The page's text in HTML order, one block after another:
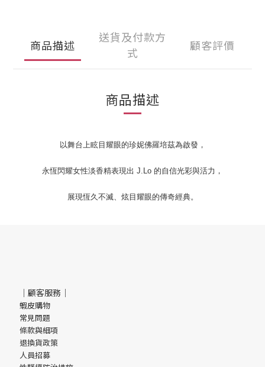
商品描述
送貨及付款方
式
顧客評價
商品描述
以舞台上眩目耀眼的珍妮佛羅培茲為啟發，
永恆閃耀女性淡香精表現出 J.Lo 的自信光彩與活力，
展現恆久不滅、炫目耀眼的傳奇經典。
｜顧客服務｜
蝦皮購物
常見問題
條款與細項
退換貨政策
人員招募